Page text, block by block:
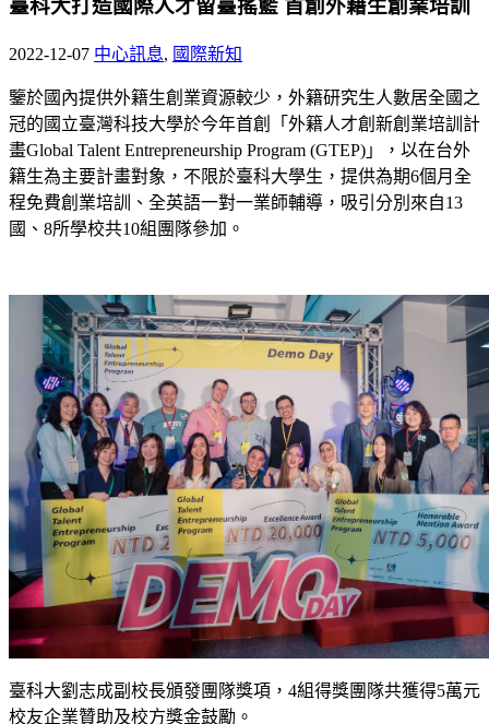
臺科大打造國際人才留臺搖籃 首創外籍生創業培訓
2022-12-07 中心訊息, 國際新知
鑒於國內提供外籍生創業資源較少，外籍研究生人數居全國之
冠的國立臺灣科技大學於今年首創「外籍人才創新創業培訓計
畫Global Talent Entrepreneurship Program (GTEP)」，以在台外
籍生為主要計畫對象，不限於臺科大學生，提供為期6個月全
程免費創業培訓、全英語一對一業師輔導，吸引分別來自13
國、8所學校共10組團隊參加。
臺科大劉志成副校長頒發團隊獎項，4組得獎團隊共獲得5萬元
校友企業贊助及校方獎金鼓勵。